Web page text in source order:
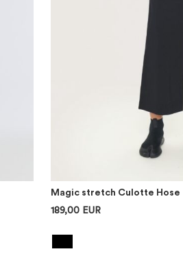
Magic stretch Culotte Hose
189,00 EUR